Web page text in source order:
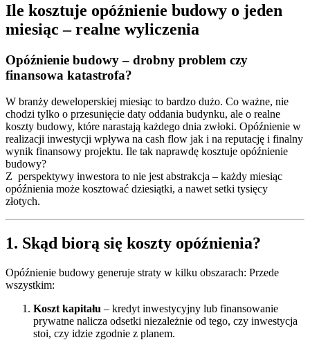
Ile kosztuje opóźnienie budowy o jeden
miesiąc – realne wyliczenia
Opóźnienie budowy – drobny problem czy
finansowa katastrofa?
W branży deweloperskiej miesiąc to bardzo dużo. Co ważne, nie
chodzi tylko o przesunięcie daty oddania budynku, ale o realne
koszty budowy, które narastają każdego dnia zwłoki. Opóźnienie w
realizacji inwestycji wpływa na cash flow jak i na reputację i finalny
wynik finansowy projektu. Ile tak naprawdę kosztuje opóźnienie
budowy?
Z perspektywy inwestora to nie jest abstrakcja – każdy miesiąc
opóźnienia może kosztować dziesiątki, a nawet setki tysięcy
złotych.
1. Skąd biorą się koszty opóźnienia?
Opóźnienie budowy generuje straty w kilku obszarach: Przede
wszystkim:
Koszt kapitału – kredyt inwestycyjny lub finansowanie
prywatne nalicza odsetki niezależnie od tego, czy inwestycja
stoi, czy idzie zgodnie z planem.